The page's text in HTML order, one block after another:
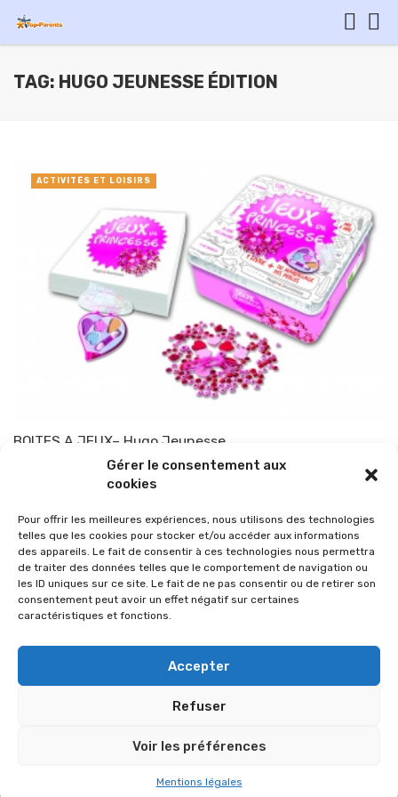
Gérer le consentement aux
cookies
Pour offrir les meilleures expériences, nous utilisons des technologies
telles que les cookies pour stocker et/ou accéder aux informations
des appareils. Le fait de consentir à ces technologies nous permettra
de traiter des données telles que le comportement de navigation ou
les ID uniques sur ce site. Le fait de ne pas consentir ou de retirer son
consentement peut avoir un effet négatif sur certaines
caractéristiques et fonctions.
Accepter
Refuser
Voir les préférences
Mentions légales
TAG: HUGO JEUNESSE ÉDITION
BOITES A JEUX– Hugo Jeunesse
TOP-PARENTS 18 septembre 2012
ACTIVITÉS ET LOISIRS